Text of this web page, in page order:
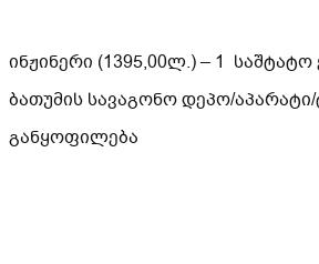
ინჟინერი (1395,00ლ.) – 1
ბათუმის სავაგონო დეპო/
განყოფილება